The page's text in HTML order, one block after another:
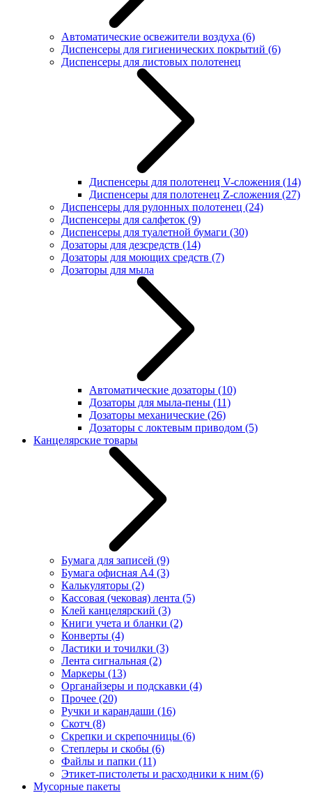
Автоматические освежители воздуха (6)
Диспенсеры для гигиенических покрытий (6)
Диспенсеры для листовых полотенец
Диспенсеры для полотенец V-сложения (14)
Диспенсеры для полотенец Z-сложения (27)
Диспенсеры для рулонных полотенец (24)
Диспенсеры для салфеток (9)
Диспенсеры для туалетной бумаги (30)
Дозаторы для дезсредств (14)
Дозаторы для моющих средств (7)
Дозаторы для мыла
Автоматические дозаторы (10)
Дозаторы для мыла-пены (11)
Дозаторы механические (26)
Дозаторы с локтевым приводом (5)
Канцелярские товары
Бумага для записей (9)
Бумага офисная А4 (3)
Калькуляторы (2)
Кассовая (чековая) лента (5)
Клей канцелярский (3)
Книги учета и бланки (2)
Конверты (4)
Ластики и точилки (3)
Лента сигнальная (2)
Маркеры (13)
Органайзеры и подскавки (4)
Прочее (20)
Ручки и карандаши (16)
Скотч (8)
Скрепки и скрепочницы (6)
Степлеры и скобы (6)
Файлы и папки (11)
Этикет-пистолеты и расходники к ним (6)
Мусорные пакеты